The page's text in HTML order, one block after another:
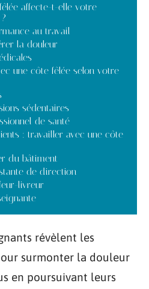
affecte-t-elle votre
au travail
la douleur
une côte fêlée selon votre
sédentaires
de santé
: travailler avec une côte
du bâtiment
de direction
livreur
révèlent les
surmonter la douleur
en poursuivant leurs